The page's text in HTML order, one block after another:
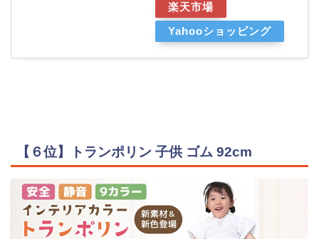
楽天市場
Yahooショッピング
【６位】トランポリン 子供 ゴム 92cm